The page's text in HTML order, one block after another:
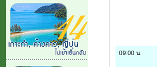
09:00 น.